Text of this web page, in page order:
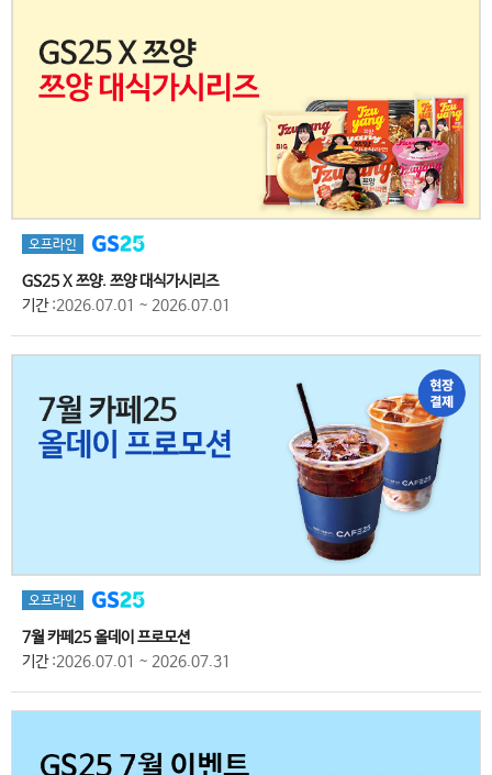
오프라인
GS25 X 쯔양. 쯔양 대식가시리즈
기간:2026.07.01 ~ 2026.07.01
오프라인
7월 카페25 올데이 프로모션
기간:2026.07.01 ~ 2026.07.31